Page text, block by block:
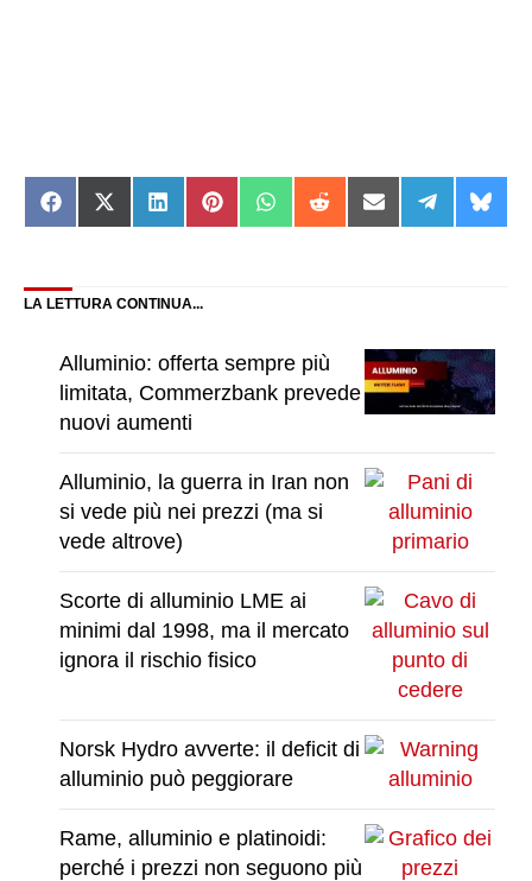
Share
on
Share
on
Share
on
Share
on
Share
on
Share
on
Share
on
Share
on
on
LA LETTURA CONTINUA...
Alluminio: offerta sempre più
limitata, Commerzbank prevede
nuovi aumenti
Alluminio, la guerra in Iran non
si vede più nei prezzi (ma si
vede altrove)
Scorte di alluminio LME ai
minimi dal 1998, ma il mercato
ignora il rischio fisico
Norsk Hydro avverte: il deficit di
alluminio può peggiorare
Rame, alluminio e platinoidi:
perché i prezzi non seguono più